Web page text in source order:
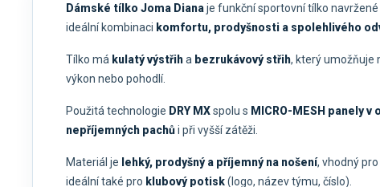
Dámské tílko Joma Dianaje funkční sportovní tílko navržené
ideální kombinaci komfortu, prodyšnosti a spolehlivého
Tílko má kulatý výstřiha bezrukávový střih, který umožňuje
výkon nebo pohodlí.
Použitá technologie DRY MXspolu s MICRO-MESH panely
nepříjemných pachůi při vyšší zátěži.
Materiál je lehký, prodyšný a příjemný na nošení, vhodný
ideální také pro klubový potisk(logo, název týmu, číslo).